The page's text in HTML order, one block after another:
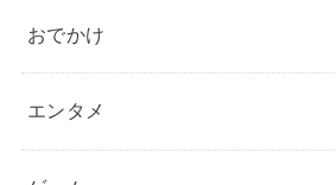
おでかけ
エンタメ